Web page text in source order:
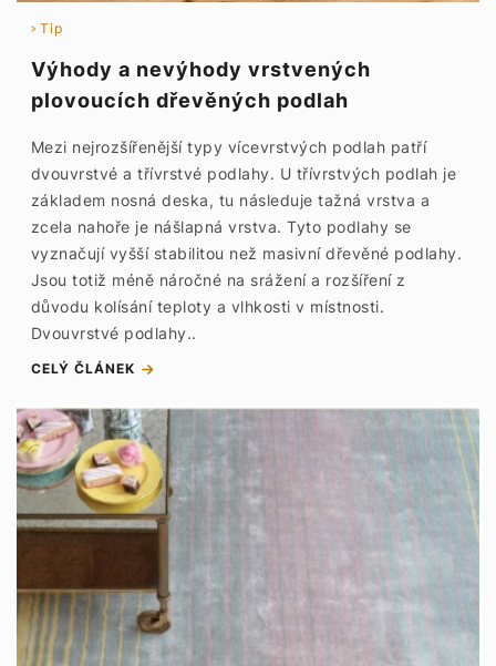
Tip
Výhody a nevýhody vrstvených
plovoucích dřevěných podlah
Mezi nejrozšířenější typy vícevrstvých podlah patří
dvouvrstvé a třívrstvé podlahy. U třívrstvých podlah je
základem nosná deska, tu následuje tažná vrstva a
zcela nahoře je nášlapná vrstva. Tyto podlahy se
vyznačují vyšší stabilitou než masivní dřevěné podlahy.
Jsou totiž méně náročné na srážení a rozšíření z
důvodu kolísání teploty a vlhkosti v místnosti.
Dvouvrstvé podlahy..
CELÝ ČLÁNEK